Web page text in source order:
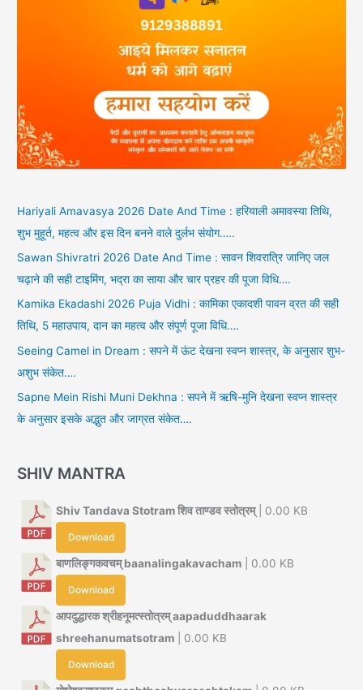
Hariyali Amavasya 2026 Date And Time : हरियाली अमावस्या तिथि,
शुभ मुहूर्त, महत्व और इस दिन बनने वाले दुर्लभ संयोग…..
Sawan Shivratri 2026 Date And Time : सावन शिवरात्रि जानिए जल
चढ़ाने की सही टाइमिंग, भद्रा का साया और चार प्रहर की पूजा विधि….
Kamika Ekadashi 2026 Puja Vidhi : कामिका एकादशी पावन व्रत की सही
तिथि, 5 महाउपाय, दान का महत्व और संपूर्ण पूजा विधि….
Seeing Camel in Dream : सपने में ऊंट देखना स्वप्न शास्त्र, के अनुसार शुभ-
अशुभ संकेत….
Sapne Mein Rishi Muni Dekhna : सपने में ऋषि-मुनि देखना स्वप्न शास्त्र
के अनुसार इसके अद्भुत और जाग्रत संकेत….
SHIV MANTRA
Shiv Tandava Stotram शिव ताण्डव स्तोत्रम्| 0.00 KB
Download
बाणलिङ्गकवचम् baanalingakavacham | 0.00 KB
Download
आपदुद्धारक श्रीहनूमत्स्तोत्रम् aapaduddhaarak
shreehanumatsotram | 0.00 KB
Download